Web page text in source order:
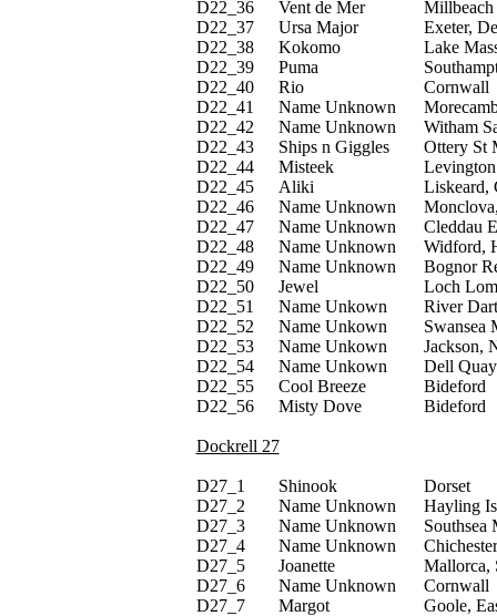
D22_ 36 Vent de Mer
Millbeach
D22_ 37 Ursa Major
Exeter,
D22_ 38 Kokomo
Lake
D22_ 39 Puma
D22_ 40 Rio
Cornwall
D22_ 41 Name Unknown
D22_ 42 Name Unknown
Witham
D22_ 43 Ships n Giggles
Ottery St
D22_ 44 Misteek
Levington
D22_ 45 Aliki
Liskeard,
D22_ 46 Name Unknown
D22_ 47 Name Unknown
Cleddau
D22_ 48 Name Unknown
Widford,
D22_ 49 Name Unknown
Bognor
D22_ 50 Jewel
Loch
D22_ 51 Name Unkown
River
D22_ 52 Name Unkown
Swansea
D22_ 53 Name Unkown
Jackson,
D22_ 54 Name Unkown
Dell
D22_ 55 Cool Breeze
Bideford
D22_ 56 Misty Dove Bideford
Dockrell 27
D27_ 1 Shinook
Dorset
D27_ 2 Name Unknown
Hayling
D27_ 3 Name Unknown
Southsea
D27_ 4 Name Unknown
D27_ 5 Joanette
Mallorca,
D27_ 6 Name Unknown
Cornwall
D27_ 7 Margot
Goole,